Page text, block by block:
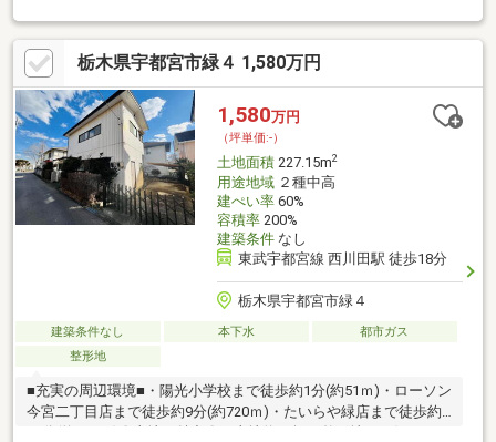
保できます。・緑ヶ丘小学校まで徒歩約２分の安心の通学距離・
近隣にはスーパーやドラッグストアなどの買い物施設が充実して
おり、お買い物もスムーズ・アピタ宇都宮店も車で約５分と週末
も楽しくお買い物♪・栃木県総合公園やとちのきファミリーランド
も車で約５で、お子様と楽しむこともできます。≪現地 ご案内
可能でございます≫お気軽にお問合せください。
栃木県宇都宮市緑４ 1,580万円
1,580万円
（坪単価:-）
土地面積227.15m2
用途地域２種中高
建ぺい率60%
容積率200%
建築条件なし
東武宇都宮線 西川田駅 徒歩18分
栃木県宇都宮市緑４
建築条件なし 本下水
都市ガス
整形地
■充実の周辺環境■・陽光小学校まで徒歩約1分(約51ｍ)・ローソン
今宮二丁目店まで徒歩約9分(約720ｍ)・たいらや緑店まで徒歩約
10分(約744ｍ)〇土地の魅力〇・土地約68坪の整形地はお好きなメ